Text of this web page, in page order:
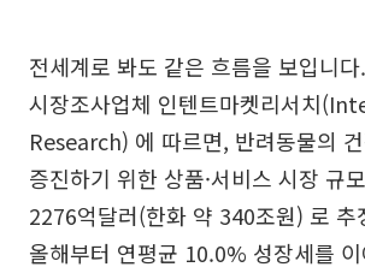
전세계로 봐도 같은 흐름을 보입니다
시장조사업체 인텐트마켓리서치
Research) 에 따르면, 반려동물의
증진하기 위한 상품·서비스 시장 규
2276억달러(한화 약 340조원) 로 추
올해부터 연평균 10.0% 성장세를